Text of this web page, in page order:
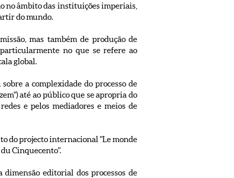
no âmbito das instituições imperiais,
do mundo.
mas também de produção de
no que se refere ao
global.
a complexidade do processo de
até ao público que se apropria do
e pelos mediadores e meios de
do projecto internacional "Le monde
Cinquecento".
editorial dos processos de